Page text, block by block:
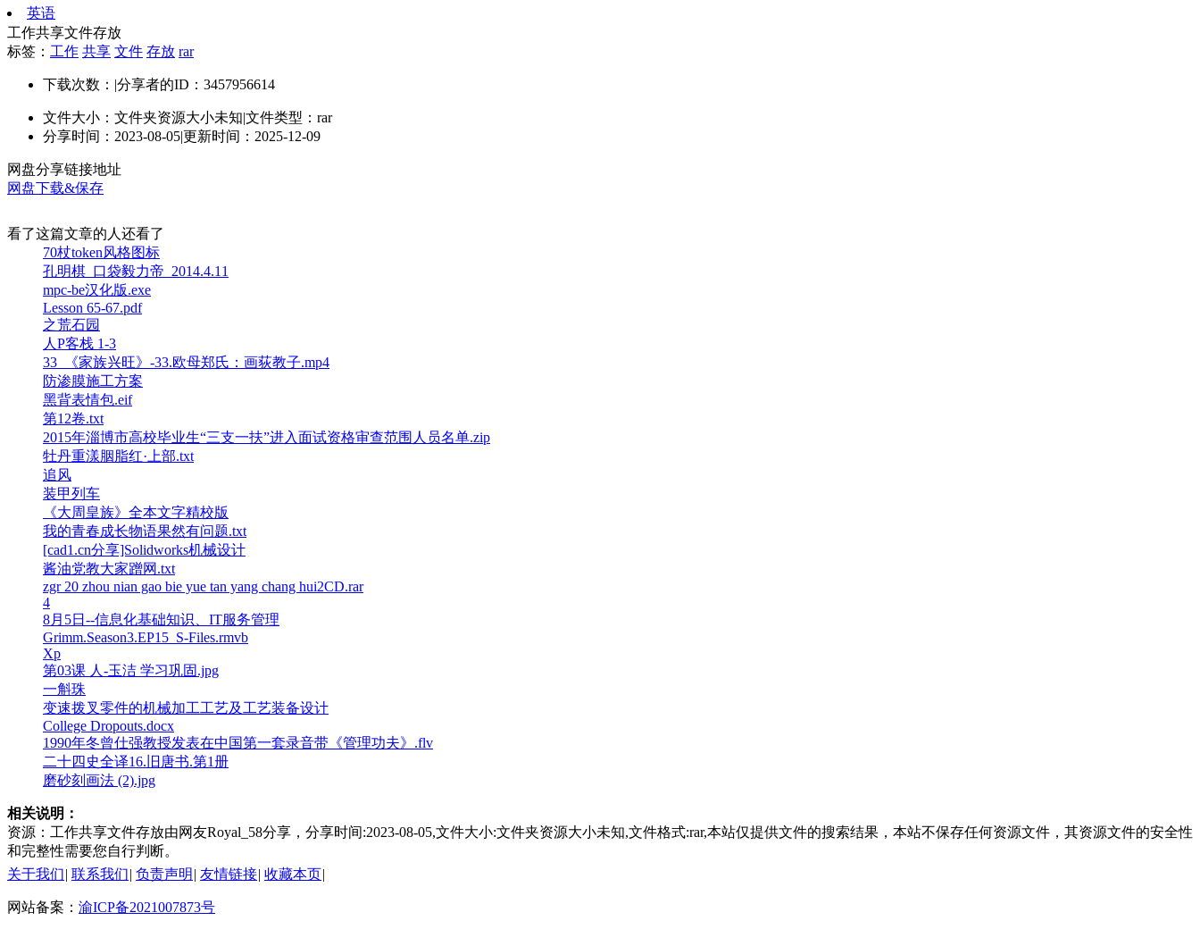
英语
工作共享文件存放
标签： 工作 共享 文件 存放 rar
下载次数： |分享者的ID：3457956614
文件大小：文件夹资源大小未知|文件类型：rar
分享时间：2023-08-05|更新时间：2025-12-09
网盘分享链接地址
网盘下载&保存
看了这篇文章的人还看了
70杖token风格图标
孔明棋_口袋毅力帝_2014.4.11
mpc-be汉化版.exe
Lesson 65-67.pdf
之荒石园
人P客栈 1-3
33_《家族兴旺》-33.欧母郑氏：画荻教子.mp4
防渗膜施工方案
黑背表情包.eif
第12卷.txt
2015年淄博市高校毕业生“三支一扶”进入面试资格审查范围人员名单.zip
牡丹重漾胭脂红·上部.txt
追风
装甲列车
《大周皇族》全本文字精校版
我的青春成长物语果然有问题.txt
[cad1.cn分享]Solidworks机械设计
酱油党教大家蹭网.txt
zgr 20 zhou nian gao bie yue tan yang chang hui2CD.rar
4
8月5日--信息化基础知识、IT服务管理
Grimm.Season3.EP15_S-Files.rmvb
Xp
第03课 人-玉洁 学习巩固.jpg
一斛珠
变速拨叉零件的机械加工工艺及工艺装备设计
College Dropouts.docx
1990年冬曾仕强教授发表在中国第一套录音带《管理功夫》.flv
二十四史全译16.旧唐书.第1册
磨砂刻画法 (2).jpg
相关说明：
资源：工作共享文件存放由网友Royal_58分享，分享时间:2023-08-05,文件大小:文件夹资源大小未知,文件格式:rar,本站仅提供文件的搜索结果，本站不保存任何资源文件，其资源文件的安全性
和完整性需要您自行判断。
关于我们| 联系我们| 负责声明 | 友情链接| 收藏本页|
网站备案： 渝ICP备2021007873号